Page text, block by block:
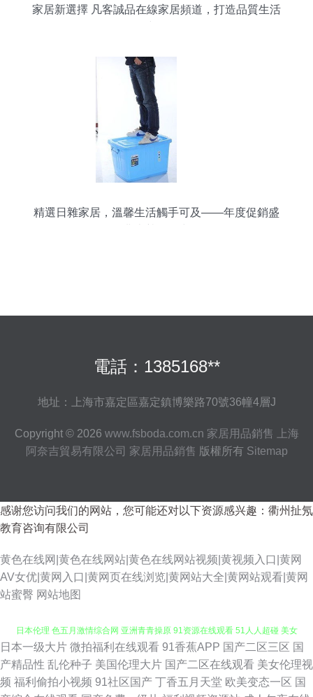
家居新選擇 凡客誠品在線家居頻道，打造品質生活
精選日雜家居，溫馨生活觸手可及——年度促銷盛
電話：1385168**
地址：上海市嘉定區嘉定鎮博樂路70號36幢4層J
Copyright © 2026 www.fsboda.com.cn 家居用品銷售
上海
阿奈吉貿易有限公司 家居用品銷售 版權所有 Sitemap
感谢您访问我们的网站，您可能还对以下资源感兴趣：衢州扯氖
教育咨询有限公司
黄色在线网|黄色在线网站|黄色在线网站视频|黄视频入口|黄网
AV女优|黄网入口|黄网页在线浏览|黄网站大全|黄网站观看|黄网
站蜜臀 网站地图
日韩欧美 久久草成人网 a黄瓜v片 东方影库av日韩 韩国av在線 欧美女网站
日本伦理 色五月激情综合网 亚洲青青操原 91资源在线观看 51人人超碰 美女
日本一级大片 微拍福利在线观看 91香蕉APP 国产二区三区 国
产精品性 乱伦种子 美国伦理大片 国产二区在线观看 美女伦理视
频 福利偷拍小视频 91社区国产 丁香五月天堂 欧美变态一区 国